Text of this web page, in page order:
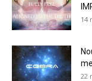
14
22